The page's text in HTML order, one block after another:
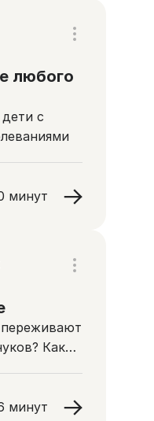
любого
с
минут
Как
минут